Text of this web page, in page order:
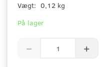
Vægt: 0,12 kg
På lager